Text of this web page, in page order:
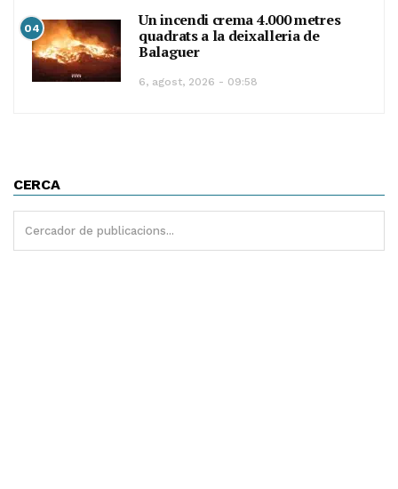
04
Un incendi crema 4.000 metres
quadrats a la deixalleria de
Balaguer
6, agost, 2026 - 09:58
CERCA